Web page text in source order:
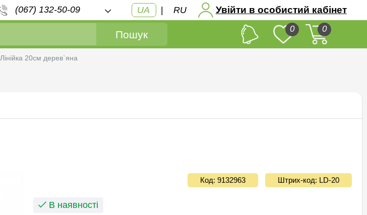
(067) 132-50-09 UA | RU Увійти в особистий кабінет
Пошук 0 0
Лінійка 20см дерев`яна
Код: 9132963 Штрих-код: LD-20
В наявності